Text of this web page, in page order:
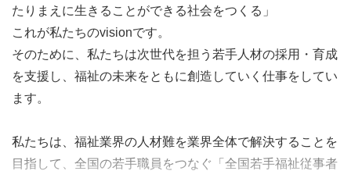
たりまえに生きることができる社会をつくる」
これが私たちのvisionです。
そのために、私たちは次世代を担う若手人材の採用・育成
を支援し、福祉の未来をともに創造していく仕事をしてい
ます。
私たちは、福祉業界の人材難を業界全体で解決することを
目指して、全国の若手職員をつなぐ「全国若手福祉従事者